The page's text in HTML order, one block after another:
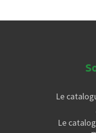
Le
Le